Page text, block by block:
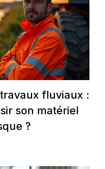
fluviaux :
son matériel
?